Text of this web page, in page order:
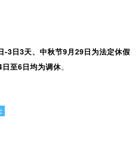
-3日3天、中秋节9月29日为法定休假
至6日均为调休。